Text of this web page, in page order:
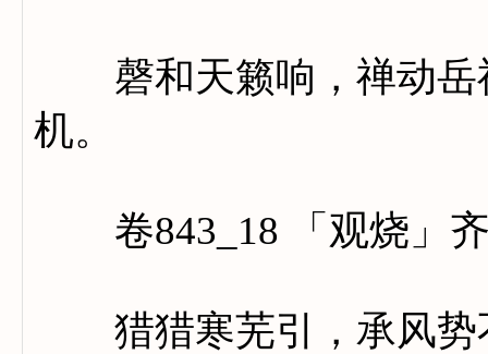
磬和天籁响，禅动岳
机。
卷843_18 「观烧」
猎猎寒芜引，承风势